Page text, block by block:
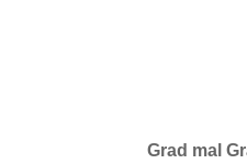
Grad mal